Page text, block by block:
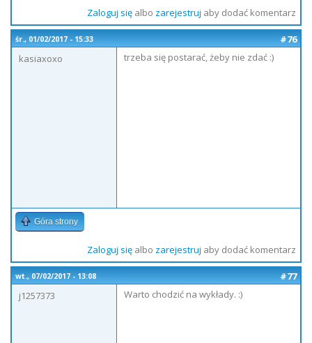
Zaloguj sięalbo zarejestruj aby dodać komentarz
śr., 01/02/2017 - 15:33
#76
kasiaxoxo
trzeba się postarać, żeby nie zdać :)
Góra strony
Zaloguj sięalbo zarejestruj aby dodać komentarz
wt., 07/02/2017 - 13:08
#77
j1257373
Warto chodzić na wykłady. :)